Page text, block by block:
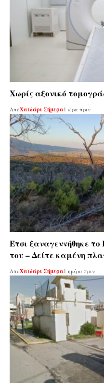
Χωρίς αξονικό
ΑπόΧαϊδάρι Σήμερα 1 ώρα πριν
Έτσι ξαναγεννήθηκε το
του – Δείτε καμένη
ΑπόΧαϊδάρι Σήμερα1 ημέρα πριν